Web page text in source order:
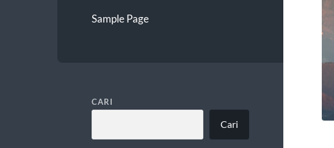
Sample Page
CARI
Cari